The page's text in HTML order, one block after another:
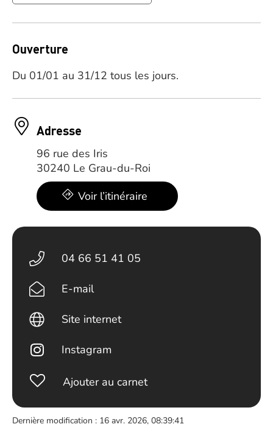
Ouverture
Du 01/01 au 31/12 tous les jours.
Adresse
96 rue des Iris
30240 Le Grau-du-Roi
Voir l’itinéraire
04 66 51 41 05
E-mail
Site internet
Instagram
Ajouter au carnet
Dernière modification : 16 avr. 2026, 08:39:41